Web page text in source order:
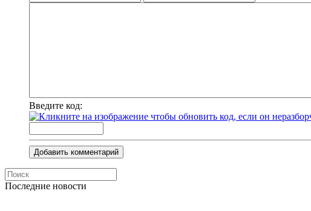
Введите код:
Добавить комментарий
Последние новости